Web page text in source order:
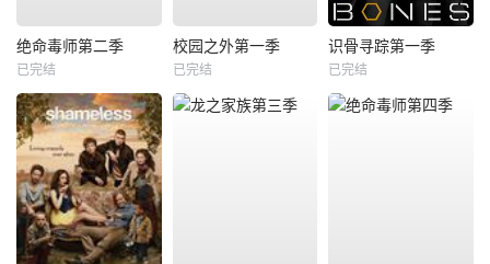
绝命毒师第二季
已完结
校园之外第一季
已完结
识骨寻踪第一季
已完结